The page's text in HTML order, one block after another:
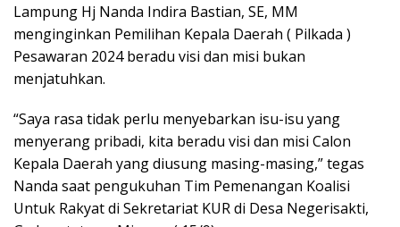
Lampung Hj Nanda Indira Bastian, SE, MM
menginginkan Pemilihan Kepala Daerah ( Pilkada )
Pesawaran 2024 beradu visi dan misi bukan
menjatuhkan.
“Saya rasa tidak perlu menyebarkan isu-isu yang
menyerang pribadi, kita beradu visi dan misi Calon
Kepala Daerah yang diusung masing-masing,” tegas
Nanda saat pengukuhan Tim Pemenangan Koalisi
Untuk Rakyat di Sekretariat KUR di Desa Negerisakti,